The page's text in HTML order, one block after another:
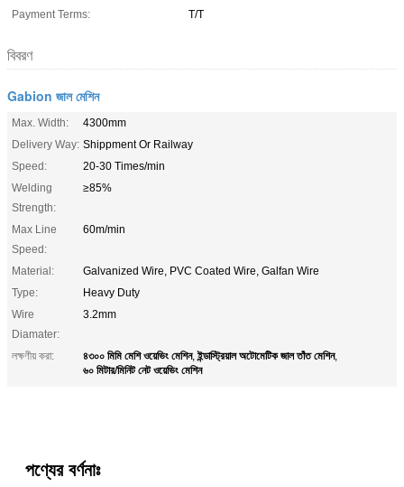
Payment Terms:
T/T
বিবরণ
Gabion জাল মেশিন
Max. Width:
4300mm
Delivery Way: Shippment Or Railway
Speed:
20-30 Times/min
Welding
Strength:
≥85%
Max Line
Speed:
60m/min
Material:
Galvanized Wire, PVC Coated Wire, Galfan Wire
Type:
Heavy Duty
Wire
Diamater:
3.2mm
লক্ষণীয় করা: ৪৩০০ মিমি মেশি ওয়েভিং মেশিন,ইন্ডাস্ট্রিয়াল অটোমেটিক জাল তাঁত মেশিন,
৬০ মিটার/মিনিট নেট ওয়েভিং মেশিন
পণ্যের বর্ণনাঃ